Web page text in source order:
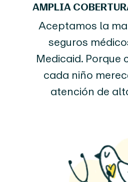
AMPLIA
Aceptamos la
seguros
Medicaid. Porque
cada niño
atención de